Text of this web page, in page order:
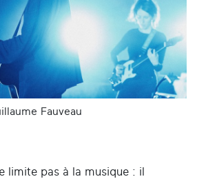
Fauveau
limite pas à la musique : il